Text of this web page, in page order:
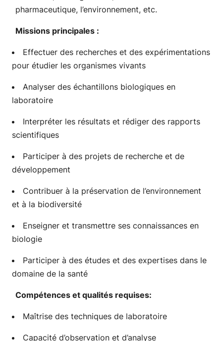
pharmaceutique, l’environnement, etc.
Missions principales :
Effectuer des recherches et des expérimentations
pour étudier les organismes vivants
Analyser des échantillons biologiques en
laboratoire
Interpréter les résultats et rédiger des rapports
scientifiques
Participer à des projets de recherche et de
développement
Contribuer à la préservation de l’environnement
et à la biodiversité
Enseigner et transmettre ses connaissances en
biologie
Participer à des études et des expertises dans le
domaine de la santé
Compétences et qualités requises:
Maîtrise des techniques de laboratoire
Capacité d’observation et d’analyse